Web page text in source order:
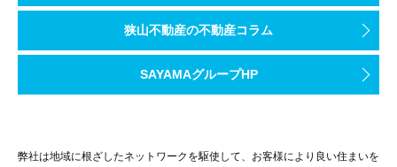
狭山不動産の不動産コラム
SAYAMAグループHP
弊社は地域に根ざしたネットワークを駆使して、お客様により良い住まいを